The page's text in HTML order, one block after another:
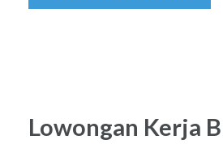
Lowongan Kerja